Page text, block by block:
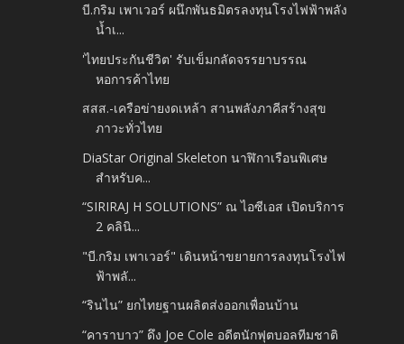
บี.กริม เพาเวอร์ ผนึกพันธมิตรลงทุนโรงไฟฟ้าพลัง
น้ำเ...
'ไทยประกันชีวิต' รับเข็มกลัดจรรยาบรรณ
หอการค้าไทย
สสส.-เครือข่ายงดเหล้า สานพลังภาคีสร้างสุข
ภาวะทั่วไทย
DiaStar Original Skeleton นาฬิกาเรือนพิเศษ
สำหรับค...
“SIRIRAJ H SOLUTIONS” ณ ไอซีเอส เปิดบริการ
2 คลินิ...
"บี.กริม เพาเวอร์" เดินหน้าขยายการลงทุนโรงไฟ
ฟ้าพลั...
“รินไน” ยกไทยฐานผลิตส่งออกเพื่อนบ้าน
“คาราบาว” ดึง Joe Cole อดีตนักฟุตบอลทีมชาติ